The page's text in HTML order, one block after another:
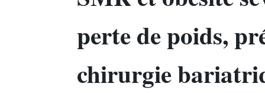
perte de poids,
chirurgie